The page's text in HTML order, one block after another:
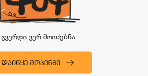
გვერდი ვერ მოიძებნა
ᲓᲐᲘᲬᲧᲔ ᲨᲝᲞᲘᲜᲒᲘ